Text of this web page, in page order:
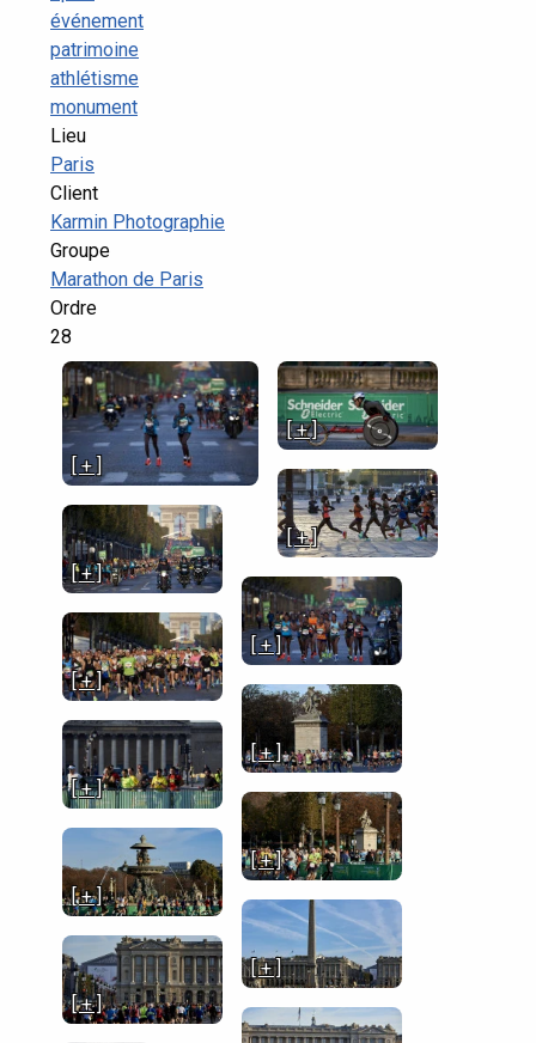
événement
patrimoine
athlétisme
monument
Lieu
Paris
Client
Karmin Photographie
Groupe
Marathon de Paris
Ordre
28
[ + ]
[ + ]
[ + ]
[ + ]
[ + ]
[ + ]
[ + ]
[ + ]
[ + ]
[ + ]
[ + ]
[ + ]